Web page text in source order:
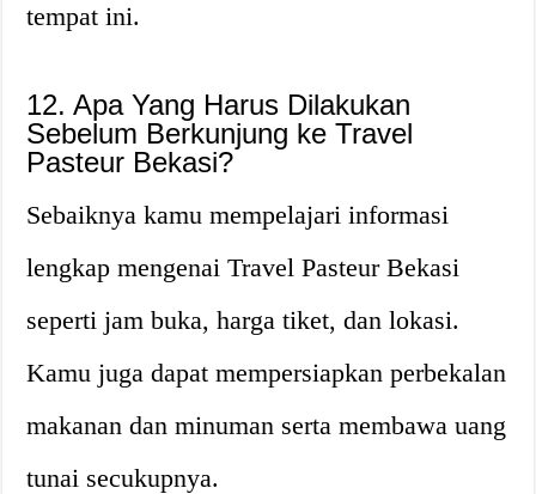
tempat ini.
12. Apa Yang Harus Dilakukan
Sebelum Berkunjung ke Travel
Pasteur Bekasi?
Sebaiknya kamu mempelajari informasi
lengkap mengenai Travel Pasteur Bekasi
seperti jam buka, harga tiket, dan lokasi.
Kamu juga dapat mempersiapkan perbekalan
makanan dan minuman serta membawa uang
tunai secukupnya.